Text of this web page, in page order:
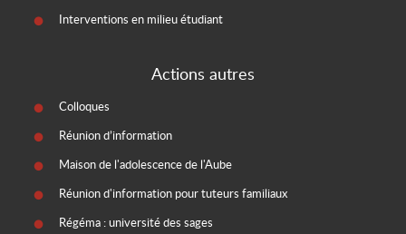
Interventions en milieu étudiant
Actions autres
Colloques
Réunion d’information
Maison de l'adolescence de l'Aube
Réunion d'information pour tuteurs familiaux
Régéma : université des sages